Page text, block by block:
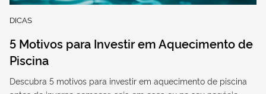
DICAS
5 Motivos para Investir em Aquecimento de
Piscina
Descubra 5 motivos para investir em aquecimento de piscina